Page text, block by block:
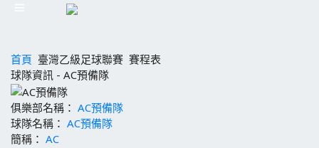
首頁 臺灣乙級足球聯賽 賽程表
球隊資訊 - AC預備隊
俱樂部名稱： AC預備隊
球隊名稱： AC預備隊
簡稱： AC